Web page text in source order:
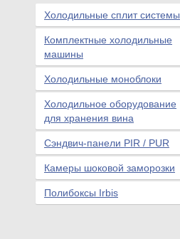
Холодильные сплит системы
Комплектные холодильные
машины
Холодильные моноблоки
Холодильное оборудование
для хранения вина
Сэндвич-панели PIR / PUR
Камеры шоковой заморозки
Полибоксы Irbis